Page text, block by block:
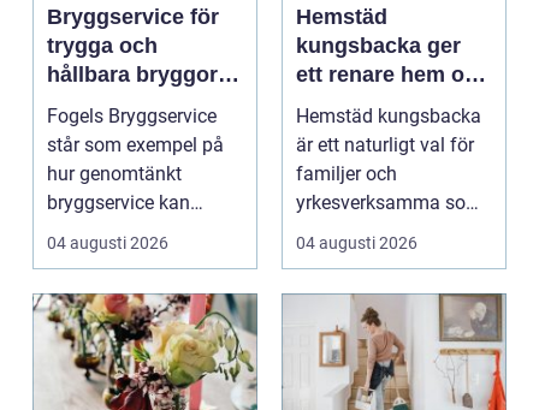
Bryggservice för
trygga och
hållbara bryggor
året runt
Fogels Bryggservice
står som exempel på
hur genomtänkt
bryggservice kan
förvan...
04 augusti 2026
Hemstäd
kungsbacka ger
ett renare hem och
en lugnare vardag
Hemstäd kungsbacka
är ett naturligt val för
familjer och
yrkesverksamma som
vill ha ett rent hem
04 augusti 2026